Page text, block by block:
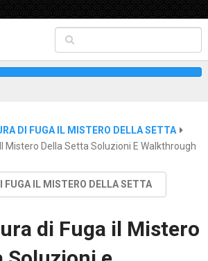
DI FUGA IL MISTERO DELLA SETTA
Mistero Della Setta Soluzioni E Walkthrough
FUGA IL MISTERO DELLA SETTA
di Fuga il Mistero